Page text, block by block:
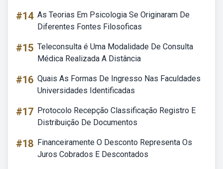
#14 As Teorias Em Psicologia Se Originaram De
Diferentes Fontes Filosoficas
#15 Teleconsulta é Uma Modalidade De Consulta
Médica Realizada A Distância
#16 Quais As Formas De Ingresso Nas Faculdades
Universidades Identificadas
#17 Protocolo Recepção Classificação Registro E
Distribuição De Documentos
#18 Financeiramente O Desconto Representa Os
Juros Cobrados E Descontados